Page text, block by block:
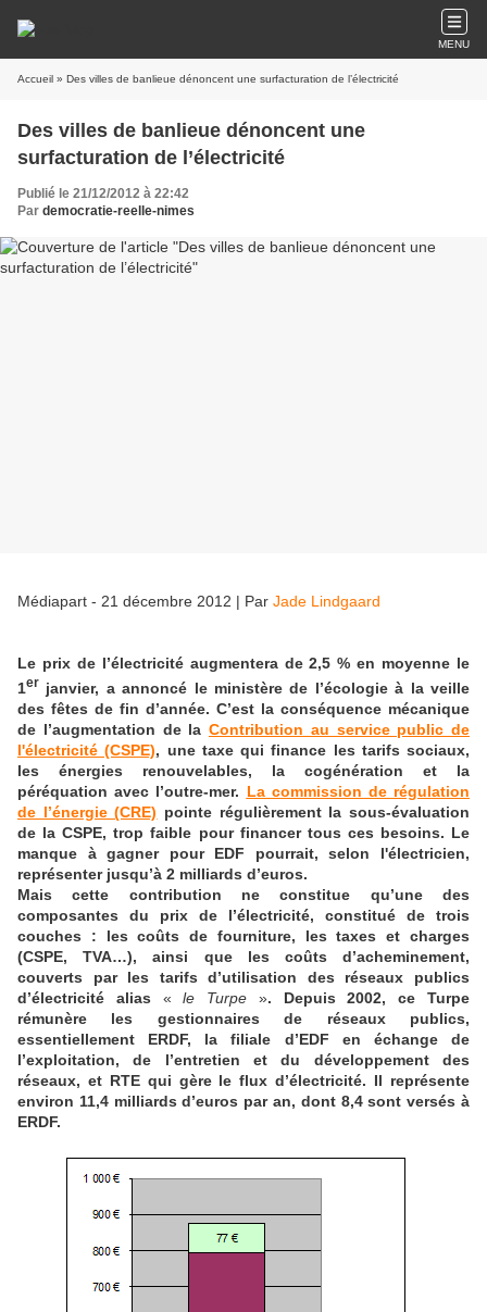
MENU
Accueil » Des villes de banlieue dénoncent une surfacturation de l’électricité
Des villes de banlieue dénoncent une
surfacturation de l’électricité
Publié le 21/12/2012 à 22:42
Par democratie-reelle-nimes
Médiapart - 21 décembre 2012 | Par Jade Lindgaard
Le prix de l’électricité augmentera de 2,5 % en moyenne le
1er janvier, a annoncé le ministère de l’écologie à la veille
des fêtes de fin d’année. C’est la conséquence mécanique
de l’augmentation de la Contribution au service public de
l'électricité (CSPE), une taxe qui finance les tarifs sociaux,
les énergies renouvelables, la cogénération et la
péréquation avec l’outre-mer. La commission de régulation
de l’énergie (CRE) pointe régulièrement la sous-évaluation
de la CSPE, trop faible pour financer tous ces besoins. Le
manque à gagner pour EDF pourrait, selon l'électricien,
représenter jusqu’à 2 milliards d’euros.
Mais cette contribution ne constitue qu’une des
composantes du prix de l’électricité, constitué de trois
couches : les coûts de fourniture, les taxes et charges
(CSPE, TVA…), ainsi que les coûts d’acheminement,
couverts par les tarifs d’utilisation des réseaux publics
d’électricité alias «le Turpe ». Depuis 2002, ce Turpe
rémunère les gestionnaires de réseaux publics,
essentiellement ERDF, la filiale d’EDF en échange de
l’exploitation, de l’entretien et du développement des
réseaux, et RTE qui gère le flux d’électricité. Il représente
environ 11,4 milliards d’euros par an, dont 8,4 sont versés à
ERDF.